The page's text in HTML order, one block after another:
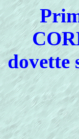
dovette